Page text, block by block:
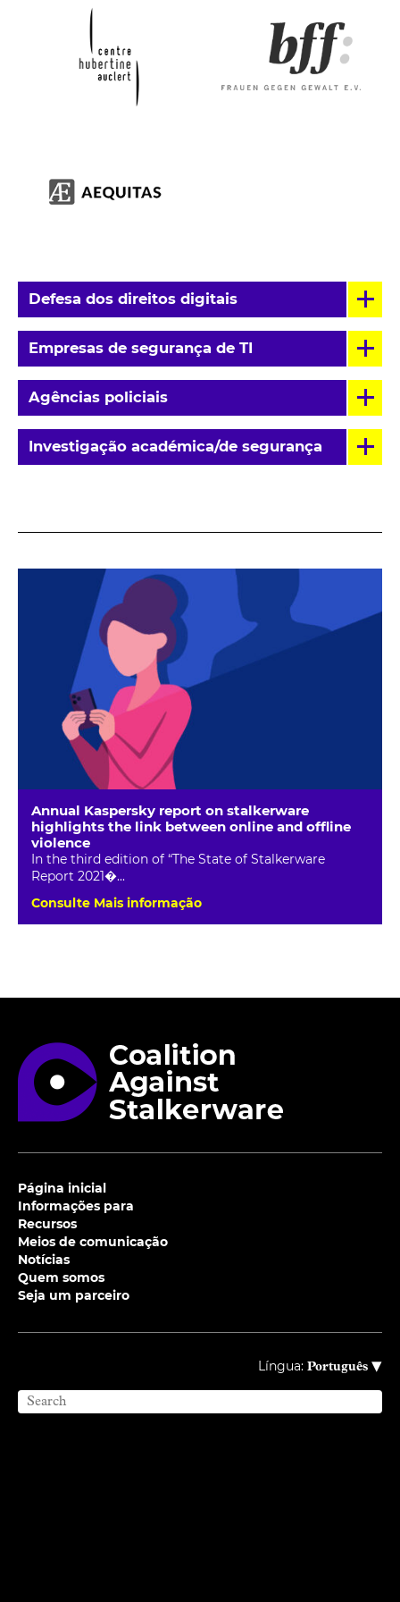
Defesa dos direitos digitais
Empresas de segurança de TI
Agências policiais
Investigação académica/de segurança
Annual Kaspersky report on stalkerware
highlights the link between online and offline
violence
In the third edition of “The State of Stalkerware
Report 2021�...
Consulte Mais informação
Página inicial
Informações para
Recursos
Meios de comunicação
Notícias
Quem somos
Seja um parceiro
Língua: Português ▾